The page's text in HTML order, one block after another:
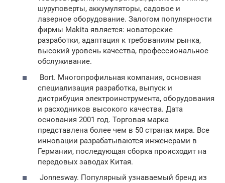
шуруповерты, аккумуляторы, садовое и
лазерное оборудование. Залогом популярности
фирмы Makita является: новаторские
разработки, адаптация к требованиям рынка,
высокий уровень качества, профессиональное
обслуживание.
Bort. Многопрофильная компания, основная
специализация разработка, выпуск и
дистрибуция электроинструмента, оборудования
и расходников высокого качества. Дата
основания 2001 год. Торговая марка
представлена более чем в 50 странах мира. Все
инновации разрабатываются инженерами в
Германии, последующая сборка происходит на
передовых заводах Китая.
Jonnesway. Популярный узнаваемый бренд из